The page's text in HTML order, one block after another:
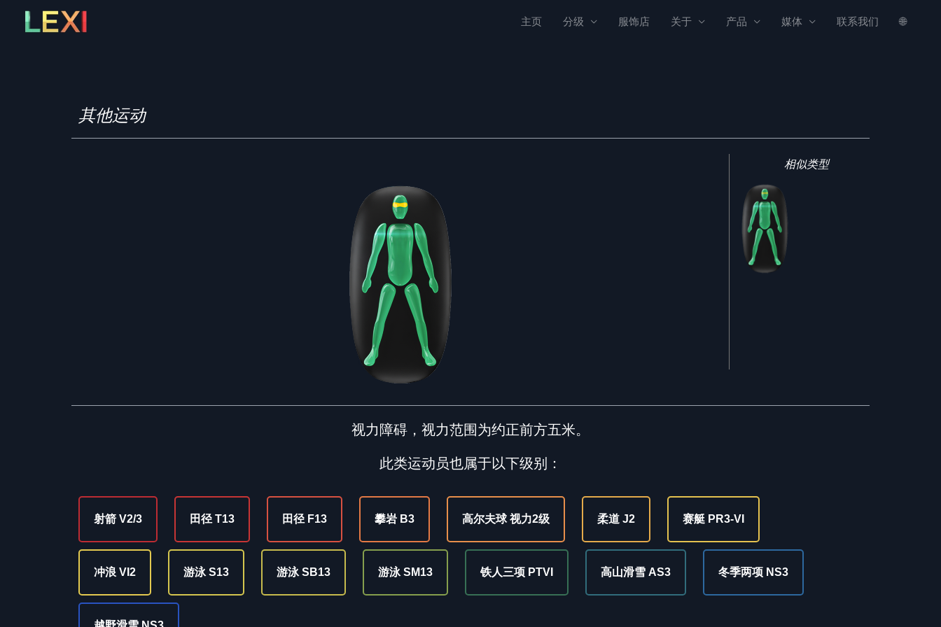
主页 分级 服饰店 关于 产品 媒体 联系我们 🌐
其他运动
相似类型
视力障碍，视力范围为约正前方五米。
此类运动员也属于以下级别：
射箭 V2/3 田径 T13 田径 F13 攀岩 B3 高尔夫球 视力2级 柔道 J2 赛艇 PR3-VI
冲浪 VI2 游泳 S13 游泳 SB13 游泳 SM13 铁人三项 PTVI 高山滑雪 AS3 冬季两项 NS3